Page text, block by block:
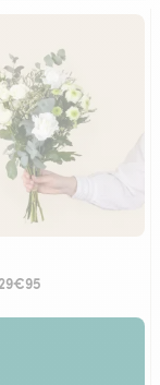
29€95